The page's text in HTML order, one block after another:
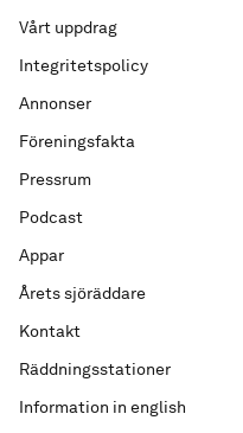
Vårt uppdrag
Integritetspolicy
Annonser
Föreningsfakta
Pressrum
Podcast
Appar
Årets sjöräddare
Kontakt
Räddningsstationer
Information in english